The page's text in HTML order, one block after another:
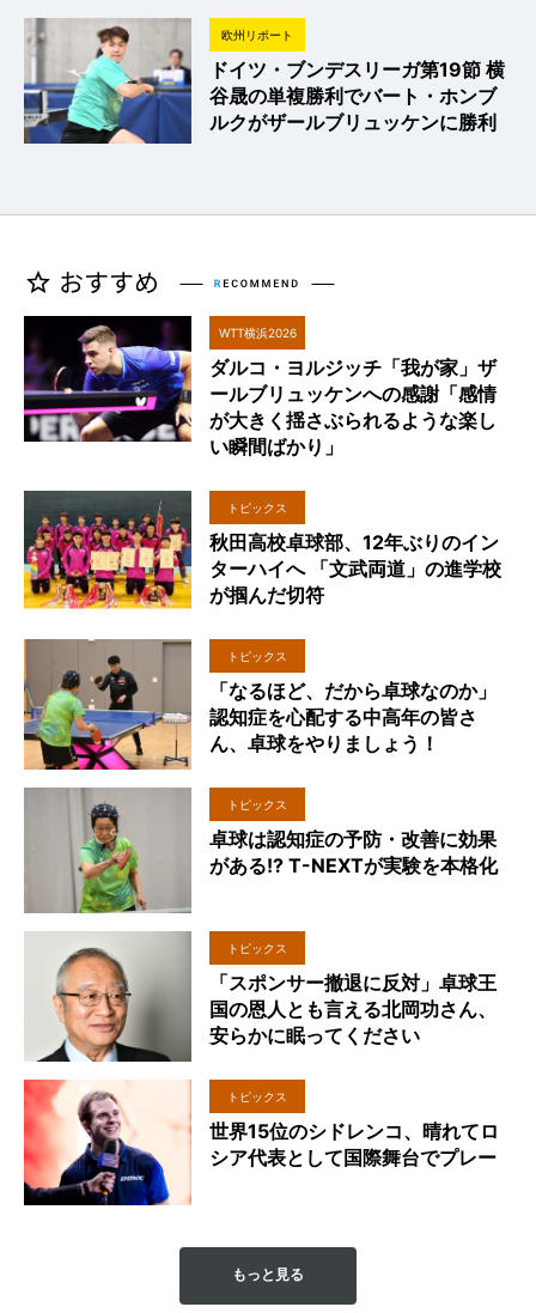
欧州リポート
ドイツ・ブンデスリーガ第19節 横
谷晟の単複勝利でバート・ホンブ
ルクがザールブリュッケンに勝利
WTT横浜2026
ダルコ・ヨルジッチ「我が家」ザ
ールブリュッケンへの感謝「感情
が大きく揺さぶられるような楽し
い瞬間ばかり」
トピックス
秋田高校卓球部、12年ぶりのイン
ターハイへ 「文武両道」の進学校
が掴んだ切符
トピックス
「なるほど、だから卓球なのか」
認知症を心配する中高年の皆さ
ん、卓球をやりましょう！
トピックス
卓球は認知症の予防・改善に効果
がある!? T-NEXTが実験を本格化
トピックス
「スポンサー撤退に反対」卓球王
国の恩人とも言える北岡功さん、
安らかに眠ってください
トピックス
世界15位のシドレンコ、晴れてロ
シア代表として国際舞台でプレー
もっと見る